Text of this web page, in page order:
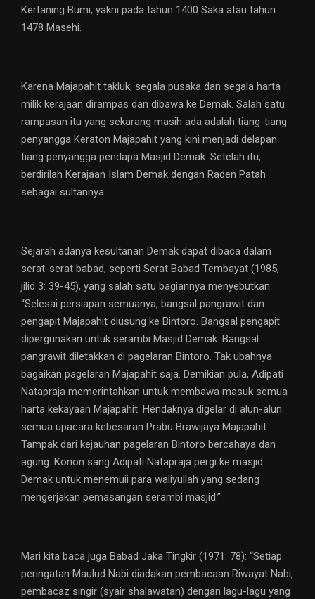
Kertaning Bumi, yakni pada tahun 1400 Saka atau tahun
1478 Masehi.
Karena Majapahit takluk, segala pusaka dan segala harta
milik kerajaan dirampas dan dibawa ke Demak. Salah satu
rampasan itu yang sekarang masih ada adalah tiang-tiang
penyangga Keraton Majapahit yang kini menjadi delapan
tiang penyangga pendapa Masjid Demak. Setelah itu,
berdirilah Kerajaan Islam Demak dengan Raden Patah
sebagai sultannya.
Sejarah adanya kesultanan Demak dapat dibaca dalam
serat-serat babad, seperti Serat Babad Tembayat (1985,
jilid 3: 39-45), yang salah satu bagiannya menyebutkan:
“Selesai persiapan semuanya, bangsal pangrawit dan
pengapit Majapahit diusung ke Bintoro. Bangsal pengapit
dipergunakan untuk serambi Masjid Demak. Bangsal
pangrawit diletakkan di pagelaran Bintoro. Tak ubahnya
bagaikan pagelaran Majapahit saja. Demikian pula, Adipati
Natapraja memerintahkan untuk membawa masuk semua
harta kekayaan Majapahit. Hendaknya digelar di alun-alun
semua upacara kebesaran Prabu Brawijaya Majapahit.
Tampak dari kejauhan pagelaran Bintoro bercahaya dan
agung. Konon sang Adipati Natapraja pergi ke masjid
Demak untuk menemuii para waliyullah yang sedang
mengerjakan pemasangan serambi masjid.”
Mari kita baca juga Babad Jaka Tingkir (1971: 78): “Setiap
peringatan Maulud Nabi diadakan pembacaan Riwayat Nabi,
pembacaz singir (syair shalawatan) dengan lagu-lagu yang